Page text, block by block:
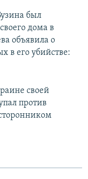
был
дома в
объявила о
в его убийстве:
своей
против